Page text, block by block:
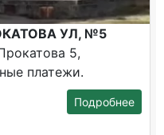
УЛ, №5
5,
платежи.
Подробнее